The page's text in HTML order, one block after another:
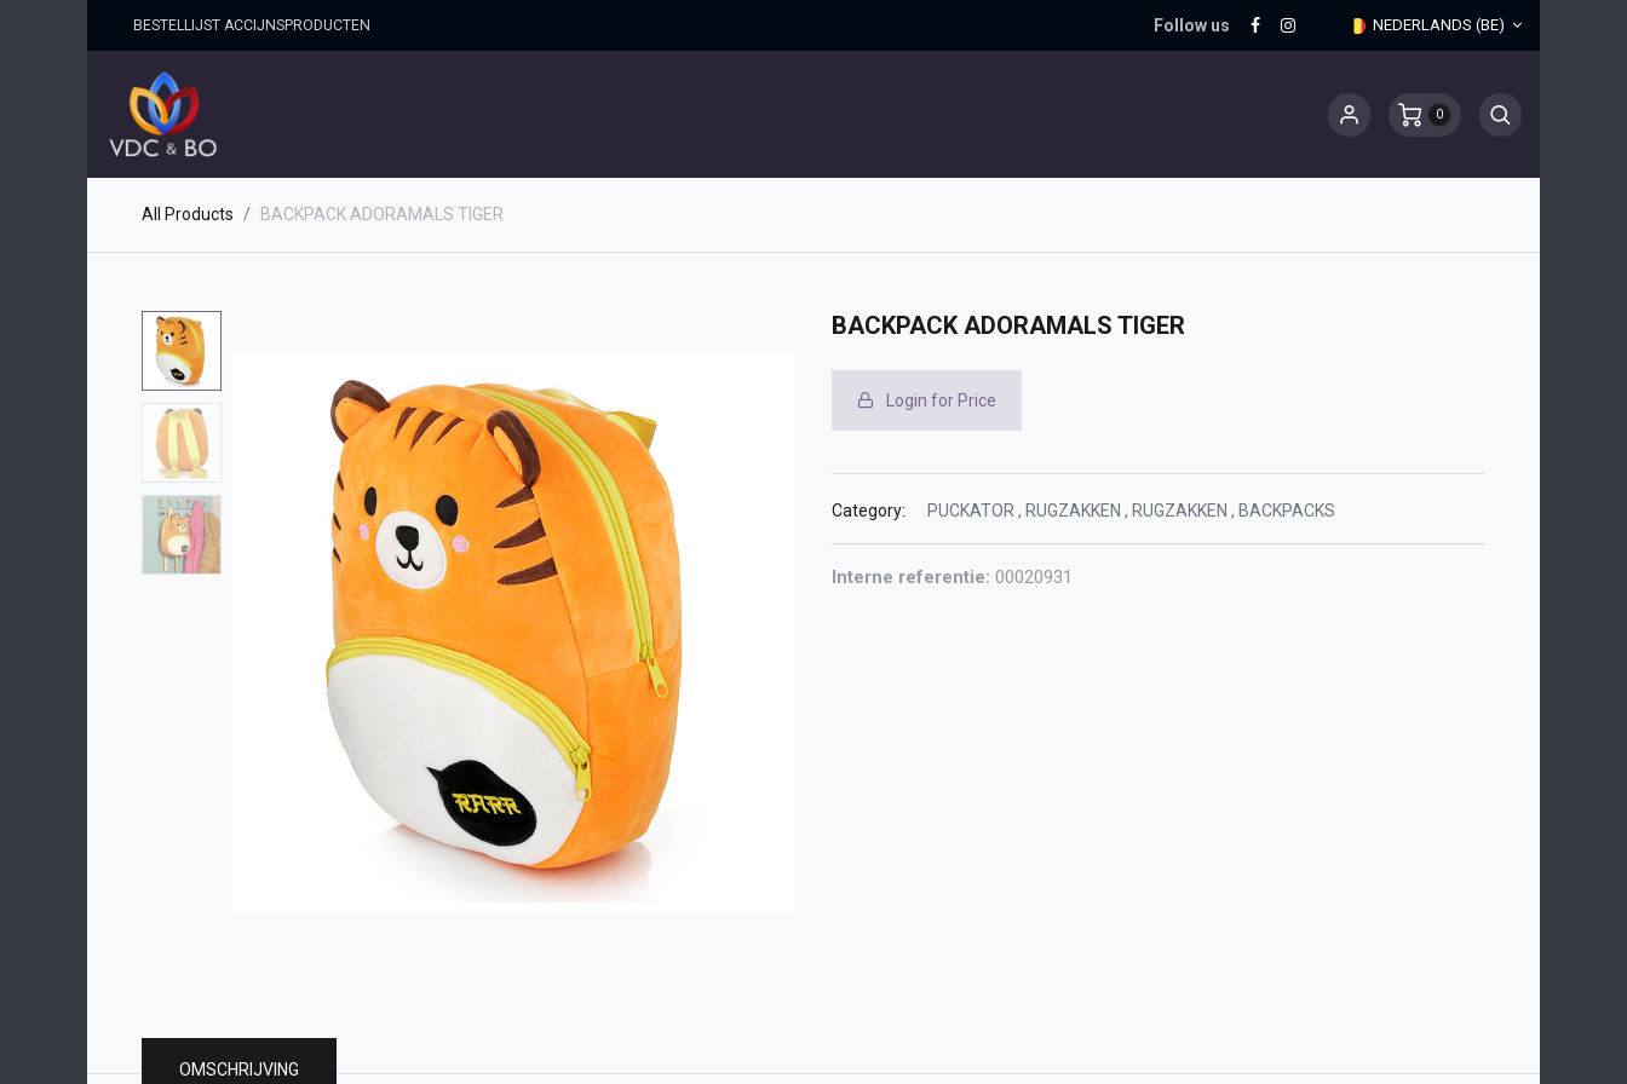
BESTELLIJST ACCIJNSPRO​DUCTEN Follow us NEDERLANDS (BE)
0
All Products BACKPACK ADORAMALS TIGER
BACKPACK ADORAMALS TIGER
Login for Price
Category: PUCKATOR, RUGZAKKEN , RUGZAKKEN , BACKPACKS
Interne referentie: 00020931
OMSCHRIJVING